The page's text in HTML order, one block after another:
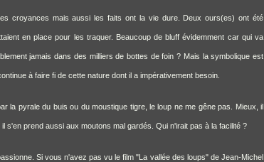
croyances mais aussi les faits ont la vie dure. Deux ours(es) ont été
en place pour les traquer. Beaucoup de bluff évidemment car qui va
jamais dans des milliers de bottes de foin ? Mais la symbolique est
à faire fi de cette nature dont il a impérativement besoin.
la pyrale du buis ou du moustique tigre, le loup ne me gêne pas. Mieux, il
s'en prend aussi aux moutons mal gardés. Qui n'irait pas à la facilité ?
Si vous n'avez pas vu le film "La vallée des loups" de Jean-Michel